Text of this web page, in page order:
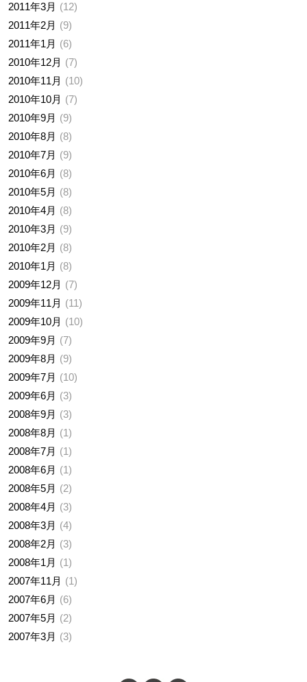
2011年3月
12
2011年2月
9
2011年1月
6
2010年12月
7
2010年11月
10
2010年10月
7
2010年9月
9
2010年8月
8
2010年7月
9
2010年6月
8
2010年5月
8
2010年4月
8
2010年3月
9
2010年2月
8
2010年1月
8
2009年12月
7
2009年11月
11
2009年10月
10
2009年9月
7
2009年8月
9
2009年7月
10
2009年6月
3
2008年9月
3
2008年8月
1
2008年7月
1
2008年6月
1
2008年5月
2
2008年4月
3
2008年3月
4
2008年2月
3
2008年1月
1
2007年11月
1
2007年6月
6
2007年5月
2
2007年3月
3